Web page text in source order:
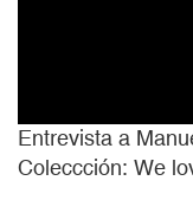
Entrevista a
Coleccción: We